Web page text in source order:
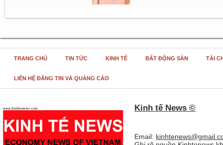
TRANG CHỦ TIN TỨC KINH TẾ BẤT ĐỘNG SẢN TÀI
LIÊN HỆ ĐĂNG TIN VÀ QUẢNG CÁO
Kinh tế News ©
Email: